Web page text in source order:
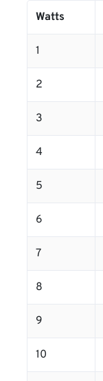
Watts
1
2
3
4
5
6
7
8
9
10